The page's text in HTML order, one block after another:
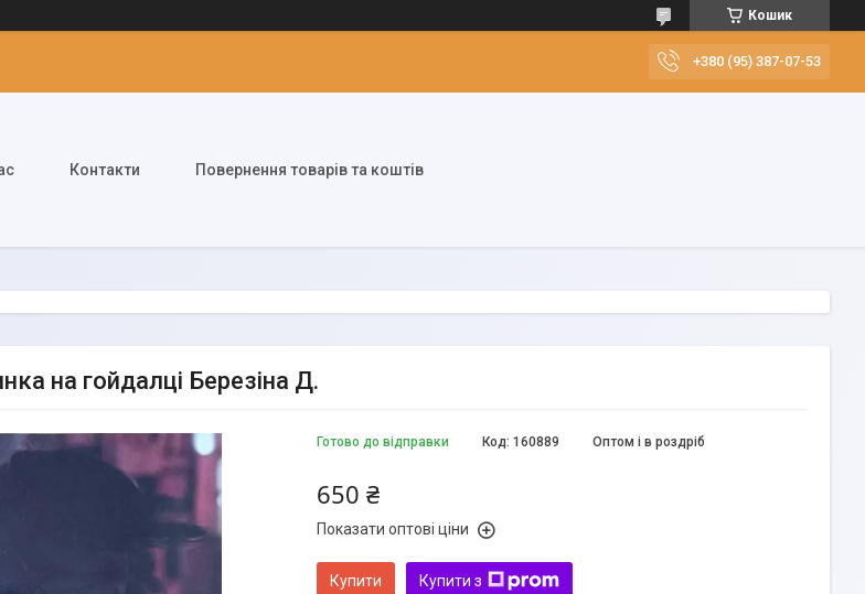
Кошик
+380 (95) 387-07-53
Контакти Повернення товарів та коштів
на гойдалці Березіна Д.
Готово до відправки Оптом і в роздріб
Код: 160889
650 ₴
Показати оптові ціни
Купити Купити з